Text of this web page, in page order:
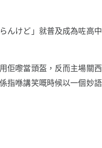
んけど」就普及成為咗高
佢嚟當頭盔，反而主場關
指喺講笑嘅時候以一個妙